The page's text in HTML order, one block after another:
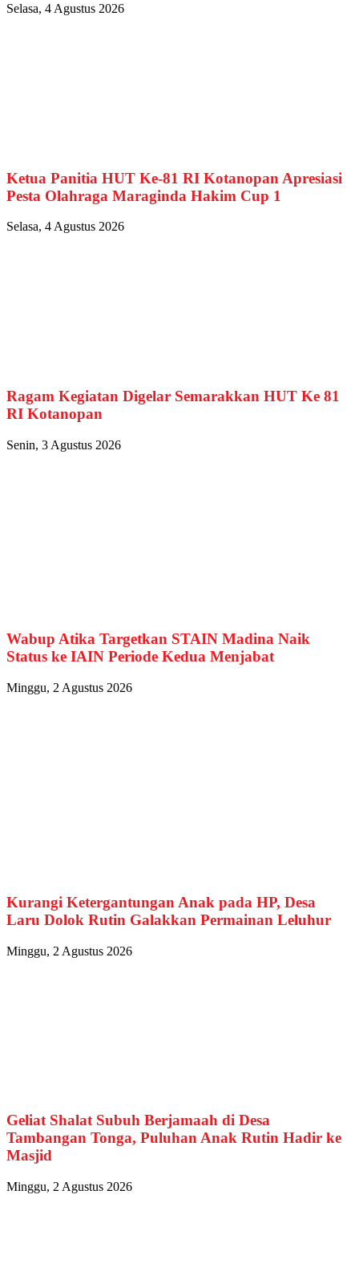
Selasa, 4 Agustus 2026
Ketua Panitia HUT Ke-81 RI Kotanopan Apresiasi
Pesta Olahraga Maraginda Hakim Cup 1
Selasa, 4 Agustus 2026
Ragam Kegiatan Digelar Semarakkan HUT Ke 81
RI Kotanopan
Senin, 3 Agustus 2026
Wabup Atika Targetkan STAIN Madina Naik
Status ke IAIN Periode Kedua Menjabat
Minggu, 2 Agustus 2026
Kurangi Ketergantungan Anak pada HP, Desa
Laru Dolok Rutin Galakkan Permainan Leluhur
Minggu, 2 Agustus 2026
Geliat Shalat Subuh Berjamaah di Desa
Tambangan Tonga, Puluhan Anak Rutin Hadir ke
Masjid
Minggu, 2 Agustus 2026